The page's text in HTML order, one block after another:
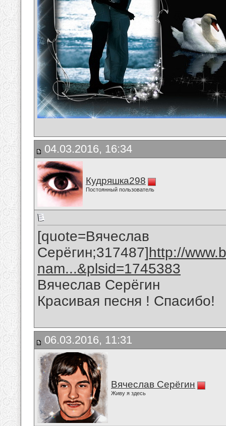
04.03.2016, 16:34
Кудряшка298
Постоянный пользователь
[quote=Вячеслав
Серёгин;317487]http://
nam...&plsid=1745383
Вячеслав Серёгин
Красивая песня ! Спасибо!
06.03.2016, 11:31
Вячеслав Серёгин
Живу я здесь